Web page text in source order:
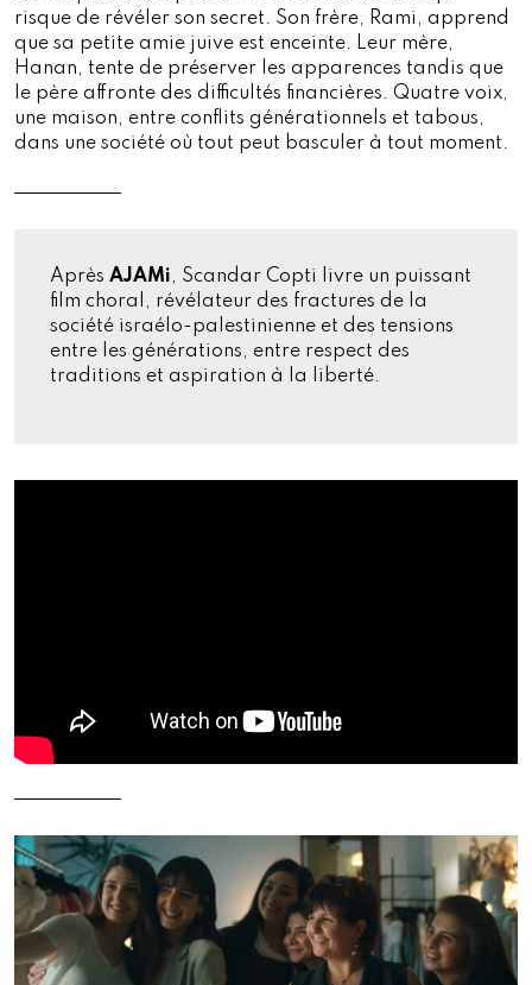
risque de révéler son secret. Son frère, Rami, apprend
que sa petite amie juive est enceinte. Leur mère,
Hanan, tente de préserver les apparences tandis que
le père affronte des difficultés financières. Quatre voix,
une maison, entre conflits générationnels et tabous,
dans une société où tout peut basculer à tout moment.
Après AJAMi, Scandar Copti livre un puissant
film choral, révélateur des fractures de la
société israélo-palestinienne et des tensions
entre les générations, entre respect des
traditions et aspiration à la liberté.